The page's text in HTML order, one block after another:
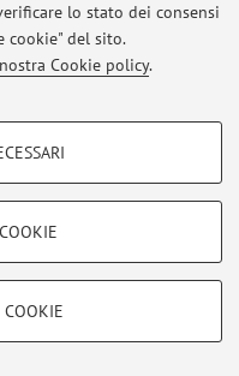
lo stato dei consensi
cookie" del sito.
Cookie policy.
esemplificativo, per il corretto